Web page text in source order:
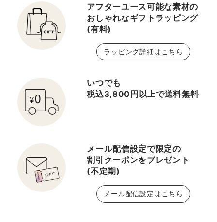
アフターユース可能な素材の
おしゃれなギフトラッピング
(有料)
ラッピング詳細はこちら
いつでも
税込3,800円以上で送料無料
メール配信設定で限定の
割引クーポンをプレゼント
(不定期)
メール配信設定はこちら